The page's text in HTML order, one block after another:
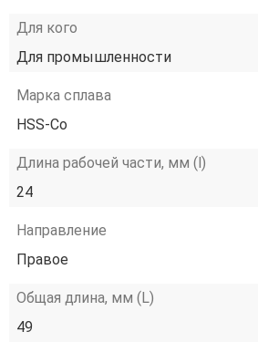
Для кого
Для промышленности
Марка сплава
HSS-Co
Длина рабочей части, мм (l)
24
Направление
Правое
Общая длина, мм (L)
49